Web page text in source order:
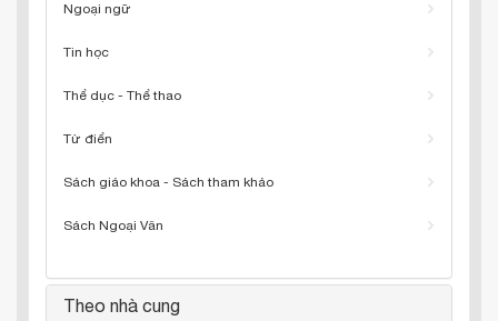
Ngoại ngữ
Tin học
Thể dục - Thể thao
Từ điển
Sách giáo khoa - Sách tham khảo
Sách Ngoại Văn
Theo nhà cung